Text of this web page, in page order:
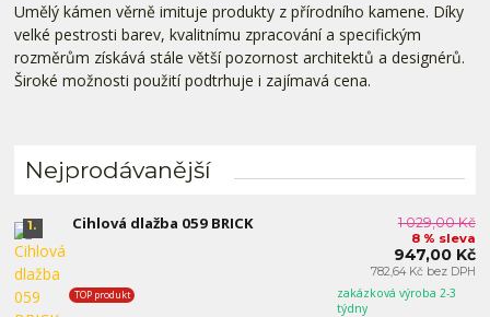
Umělý kámen věrně imituje produkty z přírodního kamene. Díky
velké pestrosti barev, kvalitnímu zpracování a specifickým
rozměrům získává stále větší pozornost architektů a designérů.
Široké možnosti použití podtrhuje i zajímavá cena.
Nejprodávanější
1. Cihlová dlažba 059 BRICK
zakázková výroba 2-3
týdny
TOP produkt
1 029,00 Kč
8 % sleva
947,00 Kč
782,64 Kč bez DPH